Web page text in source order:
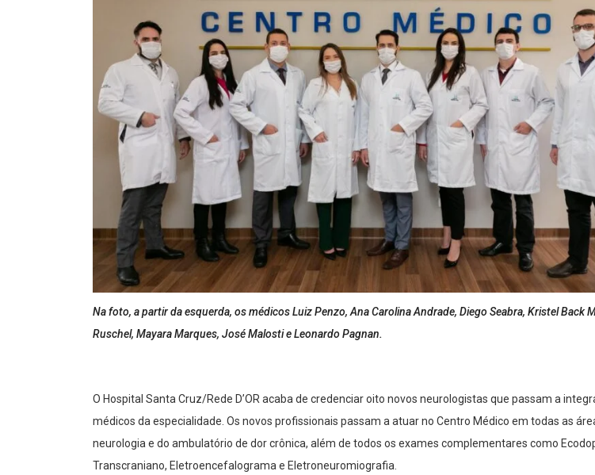
Na foto, a partir da esquerda, os médicos Luiz Penzo, Ana Carolina Andrade, Diego Seabra, Kristel Back
Ruschel, Mayara Marques, José Malosti e Leonardo Pagnan.
O Hospital Santa Cruz/Rede D’OR acaba de credenciar oito novos neurologistas que passam a
médicos da especialidade. Os novos profissionais passam a atuar no Centro Médico em todas as
neurologia e do ambulatório de dor crônica, além de todos os exames complementares como
Transcraniano, Eletroencefalograma e Eletroneuromiografia.